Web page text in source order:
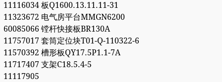
11116034 板Q1600.13.11.11-31
11323672 电气房平台MMGN6200
60085066 镗杆快接板BR130A
11757017 套筒定位块T01-Q-110322-6
11570392 槽形板QY17.5P1.1-7A
11717407 支架C18.5.4-5
11117905